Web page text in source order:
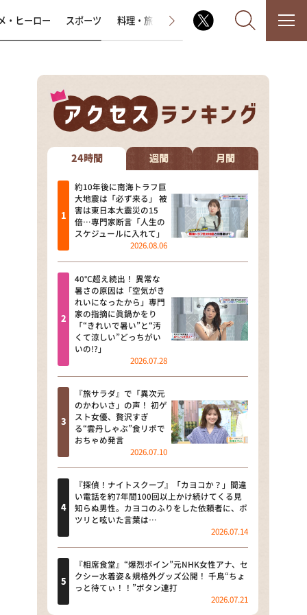
なるみ・岡村の過ぎるTV
相席食堂
これ余談なんですけど・・・
～人生密着トークバラエティ！
～ やすとものいたって真剣です
探偵！ナイトスクープ
news おかえり
河合＆A.B.C-Z塚田×福井アナ
「なんでやねん！？」（news お
かえり）
DAIGOも台所 ～きょうの献立 何
にする？～
本日はダイアンなり！シーズン２
朝だ！生です旅サラダ
教えて！ニュースライブ 正義の
ミカタ
ＬＩＦＥ～夢のカタチ～
新婚さんいらっしゃい！
ポツンと一軒家
ザキ山小屋本館
・ヒーロー スポーツ 料理・旅 ラジオ番組 その他
24時間 週間 月間
約10年後に南海トラフ巨
大地震は「必ず来る」 被
害は東日本大震災の15
倍…専門家断言「人生の
スケジュールに入れて」
2026.08.06
40℃超え続出！ 異常な
暑さの原因は「空気がき
れいになったから」専門
家の指摘に眞鍋かをり
「“きれいで暑い”と“汚
くて涼しい”どっちがい
いの!?」
2026.07.28
『旅サラダ』で「異次元
のかわいさ」の声！ 初ゲ
スト女優、贅沢すぎ
る“雲丹しゃぶ”食リポで
おちゃめ発言
2026.07.10
『探偵！ナイトスクープ』「カヨコか？」間違
い電話を約7年間100回以上かけ続けてくる見
知らぬ男性。カヨコのふりをした依頼者に、ポ
ツリと呟いた言葉は…
2026.07.14
『相席食堂』“爆烈ボイン”元NHK女性アナ、セ
クシー水着姿＆規格外グッズ公開！ 千鳥“ちょ
っと待てぃ！！”ボタン連打
2026.07.21